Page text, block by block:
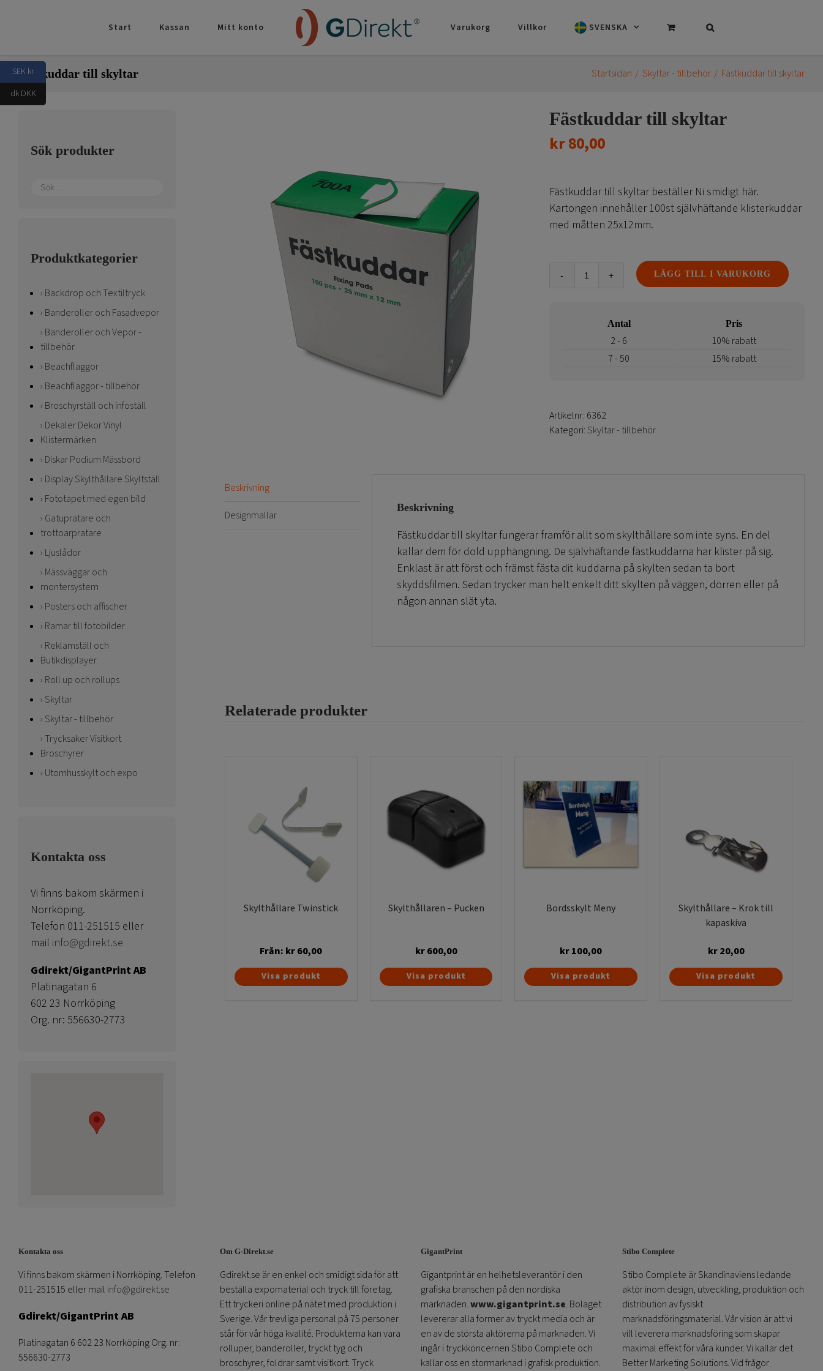
Start Kassan Mitt konto Varukorg Villkor SVENSKA
Fästkuddar till skyltar Startsidan Skyltar - tillbehör Fästkuddar till skyltar
Fästkuddar till skyltar
kr80,00
Fästkuddar till skyltar beställer Ni smidigt här.
Kartongen innehåller 100st självhäftande klisterkuddar
med måtten 25x12mm.
Fästkuddar
mängd
LÄGG TILL I VARUKORG
Antal Pris
2 - 6
10% rabatt
7 - 50
15% rabatt
Artikelnr: 6362
Kategori: Skyltar - tillbehör
Beskrivning
Designmallar
Beskrivning
Fästkuddar till skyltar fungerar framför allt som skylthållare som inte syns. En del
kallar dem för dold upphängning. De självhäftande fästkuddarna har klister på sig.
Enklast är att först och främst fästa dit kuddarna på skylten sedan ta bort
skyddsfilmen. Sedan trycker man helt enkelt ditt skylten på väggen, dörren eller på
någon annan slät yta.
Relaterade produkter
Skylthållare Twinstick
Från: kr60,00
Den
här
Visa produkt
Skylthållaren – Pucken
kr600,00
Den
här
Visa produkt
Bordsskylt Meny
kr100,00
Visa produkt
Skylthållare – Krok till
kapaskiva
kr20,00
Visa produkt
Sök produkter
Produktkategorier
Backdrop och Textiltryck
Banderoller och Fasadvepor
Banderoller och Vepor -
tillbehör
Beachflaggor
Beachflaggor - tillbehör
Broschyrställ och infoställ
Dekaler Dekor Vinyl
Klistermärken
Diskar Podium Mässbord
Display Skylthållare Skyltställ
Fototapet med egen bild
Gatupratare och
trottoarpratare
Ljuslådor
Mässväggar och
montersystem
Posters och affischer
Ramar till fotobilder
Reklamställ och
Butikdisplayer
Roll up och rollups
Skyltar
Skyltar - tillbehör
Trycksaker Visitkort
Broschyrer
Utomhusskylt och expo
Kontakta oss
Vi finns bakom skärmen i
Norrköping.
Telefon 011-251515 eller
mail info@gdirekt.se
Gdirekt/GigantPrint AB
Platinagatan 6
602 23 Norrköping
Org. nr: 556630-2773
Kontakta oss
Vi finns bakom skärmen i Norrköping. Telefon
011-251515 eller mail info@gdirekt.se
Gdirekt/GigantPrint AB
Platinagatan 6 602 23 Norrköping Org. nr:
556630-2773
Om G-Direkt.se
Gdirekt.se är en enkel och smidigt sida för att
beställa expomaterial och tryck till företag.
Ett tryckeri online på nätet med produktion i
Sverige. Vår trevliga personal på 75 personer
står för vår höga kvalité. Produkterna kan vara
rolluper, banderoller, tryckt tyg och
broschyrer, foldrar samt visitkort. Tryck
GigantPrint
Gigantprint är en helhetsleverantör i den
grafiska branschen på den nordiska
marknaden.www.gigantprint.se. Bolaget
levererar alla former av tryckt media och är
en av de största aktörerna på marknaden. Vi
ingår i tryckkoncernen Stibo Complete och
kallar oss en stormarknad i grafisk produktion.
Stibo Complete
Stibo Complete är Skandinaviens ledande
aktör inom design, utveckling, produktion och
distribution av fysiskt
marknadsföringsmaterial. Vår vision är att vi
vill leverera marknadsföring som skapar
maximal effekt för våra kunder. Vi kallar det
Better Marketing Solutions. Vid frågor
SEK kr
dk DKK